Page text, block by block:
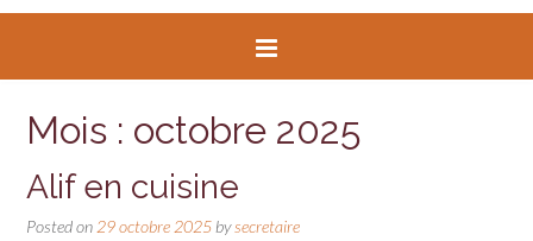
Mois : octobre 2025
Alif en cuisine
Posted on 29 octobre 2025 bysecretaire